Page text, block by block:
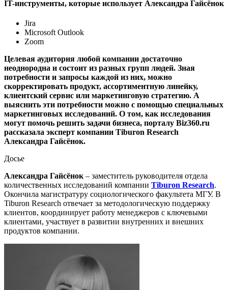
IT-инструменты, которые использует Александра Гайсёнок
Jira
Microsoft Outlook
Zoom
Целевая аудитория любой компании достаточно
неоднородна и состоит из разных групп людей. Зная
потребности и запросы каждой из них, можно
скорректировать продукт, ассортиментную линейку,
клиентский сервис или маркетинговую стратегию. А
выяснить эти потребности можно с помощью специальных
маркетинговых исследований. О том, как исследования
могут помочь решить задачи бизнеса, порталу Biz360.ru
рассказала эксперт компании Tiburon Research
Александра Гайсёнок.
Досье
Александра Гайсёнок – заместитель руководителя отдела
количественных исследований компании Tiburon Research.
Окончила магистратуру социологического факультета МГУ. В
Tiburon Research отвечает за методологическую поддержку
клиентов, координирует работу менеджеров с ключевыми
клиентами, участвует в развитии внутренних и внешних
продуктов компании.